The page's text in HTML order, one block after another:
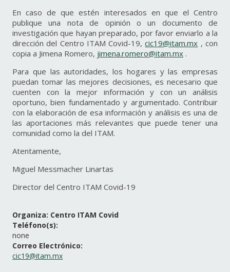
En caso de que estén interesados en que el Centro
publique una nota de opinión o un documento de
investigación que hayan preparado, por favor enviarlo a la
dirección del Centro ITAM Covid-19,cic19@itam.mx , con
copia a Jimena Romero, jimena.romero@itam.mx .
Para que las autoridades, los hogares y las empresas
puedan tomar las mejores decisiones, es necesario que
cuenten con la mejor información y con un análisis
oportuno, bien fundamentado y argumentado. Contribuir
con la elaboración de esa información y análisis es una de
las aportaciones más relevantes que puede tener una
comunidad como la del ITAM.
Atentamente,
Miguel Messmacher Linartas
Director del Centro ITAM Covid-19
Organiza: Centro ITAM Covid
Teléfono(s):
none
Correo Electrónico:
cic19@itam.mx